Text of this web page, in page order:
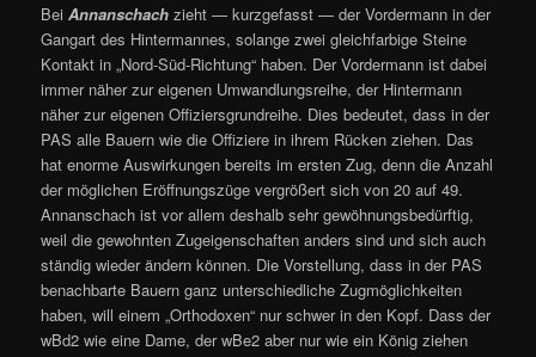
BeiAnnanschach zieht — kurzgefasst — der Vordermann in der
Gangart des Hintermannes, solange zwei gleichfarbige Steine
Kontakt in „Nord-Süd-Richtung“ haben. Der Vordermann ist dabei
immer näher zur eigenen Umwandlungsreihe, der Hintermann
näher zur eigenen Offiziersgrundreihe. Dies bedeutet, dass in der
PAS alle Bauern wie die Offiziere in ihrem Rücken ziehen. Das
hat enorme Auswirkungen bereits im ersten Zug, denn die Anzahl
der möglichen Eröffnungszüge vergrößert sich von 20 auf 49.
Annanschach ist vor allem deshalb sehr gewöhnungsbedürftig,
weil die gewohnten Zugeigenschaften anders sind und sich auch
ständig wieder ändern können. Die Vorstellung, dass in der PAS
benachbarte Bauern ganz unterschiedliche Zugmöglichkeiten
haben, will einem „Orthodoxen“ nur schwer in den Kopf. Dass der
wBd2 wie eine Dame, der wBe2 aber nur wie ein König ziehen